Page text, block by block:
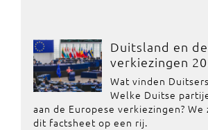
Duitsland en
verkiezingen
Wat vinden
Welke Duitse
aan de Europese verkiezingen?
dit factsheet op een rij.